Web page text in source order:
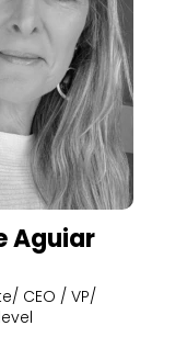
Aguiar
CEO / VP/